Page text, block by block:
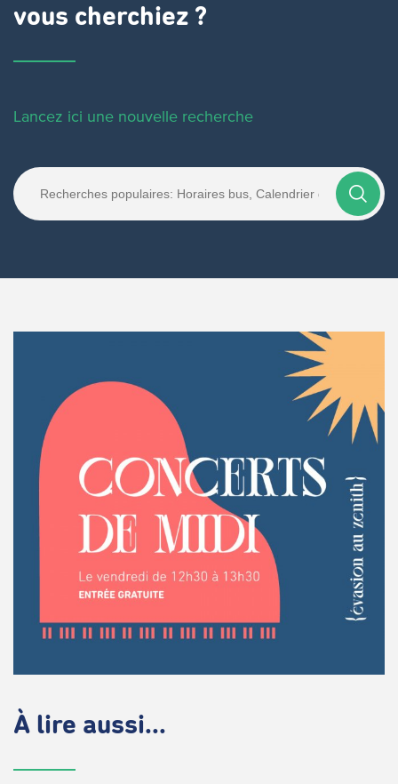
vous cherchiez ?
Lancez ici une nouvelle recherche
À lire aussi...